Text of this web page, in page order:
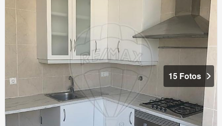
15 Fotos